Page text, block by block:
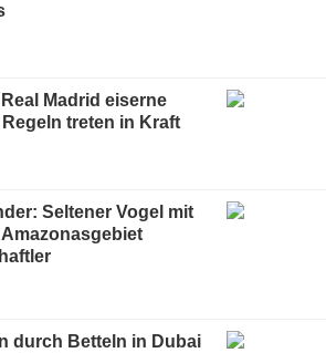
Madrid eiserne
treten in Kraft
Seltener Vogel mit
durch Betteln in Dubai